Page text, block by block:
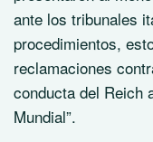
ante los tribunales
procedimientos,
reclamaciones
conducta del Reich
Mundial”.